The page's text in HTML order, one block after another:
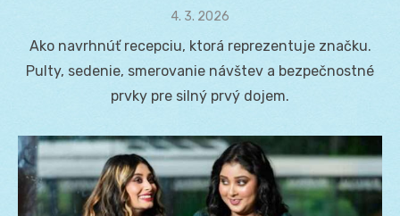
Posted
4. 3. 2026
Ako navrhnúť recepciu, ktorá reprezentuje značku.
Pulty, sedenie, smerovanie návštev a bezpečnostné
prvky pre silný prvý dojem.